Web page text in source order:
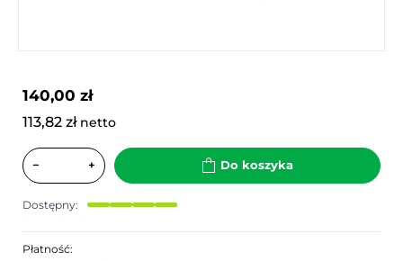
140,00 zł
113,82 zł netto
− + Do koszyka
Dostępny:
Płatność: